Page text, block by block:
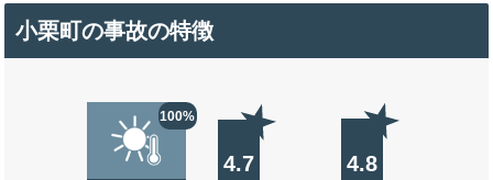
小栗町の事故の特徴
100%
4.7 4.8